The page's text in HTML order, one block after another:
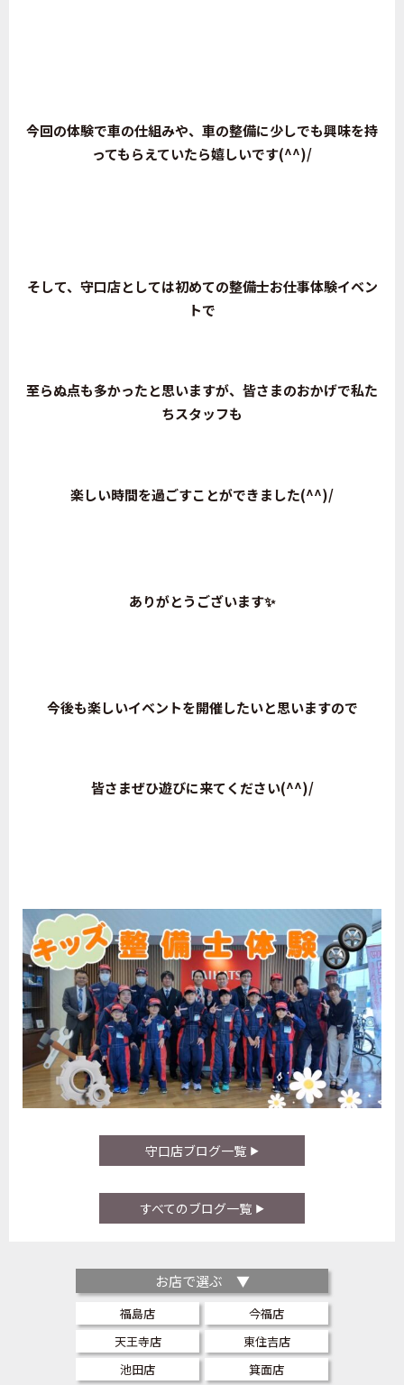
今回の体験で車の仕組みや、車の整備に少しでも興味を持
ってもらえていたら嬉しいです(^^)/
そして、守口店としては初めての整備士お仕事体験イベン
トで
至らぬ点も多かったと思いますが、皆さまのおかげで私た
ちスタッフも
楽しい時間を過ごすことができました(^^)/
ありがとうございます✨
今後も楽しいイベントを開催したいと思いますので
皆さまぜひ遊びに来てください(^^)/
守口店ブログ一覧
すべてのブログ一覧
お店で選ぶ ▼
福島店
今福店
天王寺店
東住吉店
池田店
箕面店